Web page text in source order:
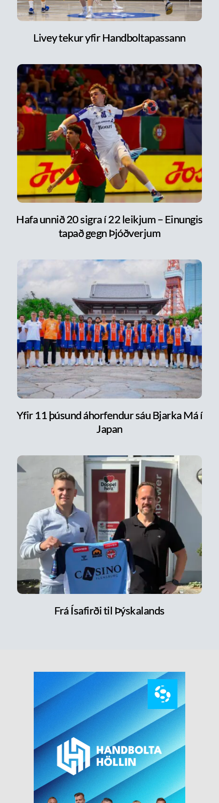
Livey tekur yfir Handboltapassann
Hafa unnið 20 sigra í 22 leikjum – Einungis
tapað gegn Þjóðverjum
Yfir 11 þúsund áhorfendur sáu Bjarka Má í
Japan
Frá Ísafirði til Þýskalands